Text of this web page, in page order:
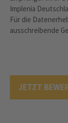
Implenia
Für die
ausschreibende
JETZT